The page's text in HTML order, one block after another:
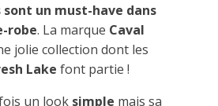
sont un must-have dans
robe. La marque Caval
jolie collection dont les
Lake font partie !
un look simple mais sa